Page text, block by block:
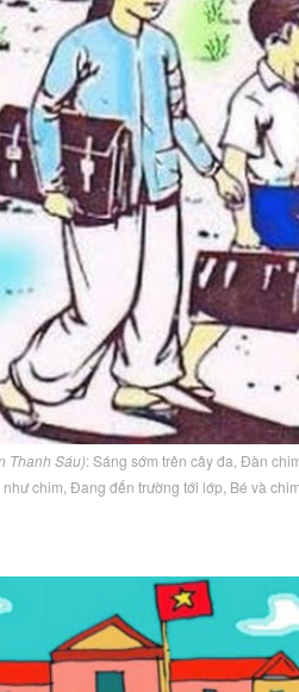
Thanh Sáu): Sáng sớm trên cây đa, Đàn
chim, Đang đến trường tới lớp, Bé và